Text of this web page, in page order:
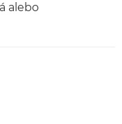
alebo